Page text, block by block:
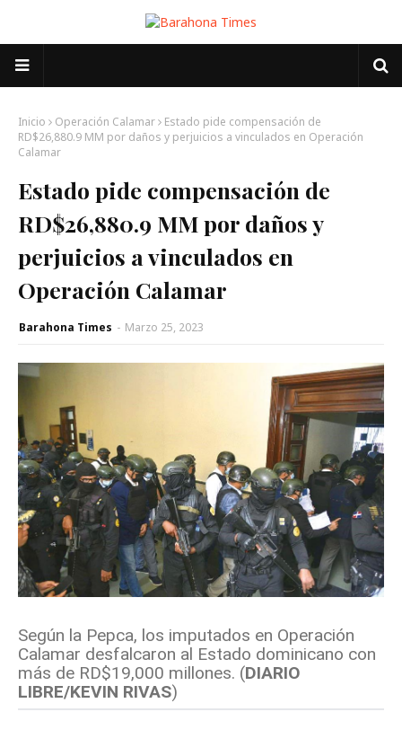
Inicio Operación Calamar
Estado pide compensación de
RD$26,880.9 MM por daños y perjuicios a vinculados en Operación
Calamar
Estado pide compensación de
RD$26,880.9 MM por daños y
perjuicios a vinculados en
Operación Calamar
Barahona Times - Marzo 25, 2023
Según la Pepca, los imputados en Operación
Calamar desfalcaron al Estado dominicano con
más de RD$19,000 millones. (DIARIO
LIBRE/KEVIN RIVAS)